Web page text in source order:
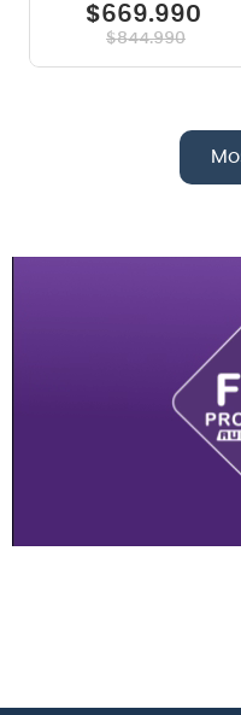
$669.990
$844.990